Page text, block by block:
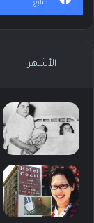
متابع
الأشهر